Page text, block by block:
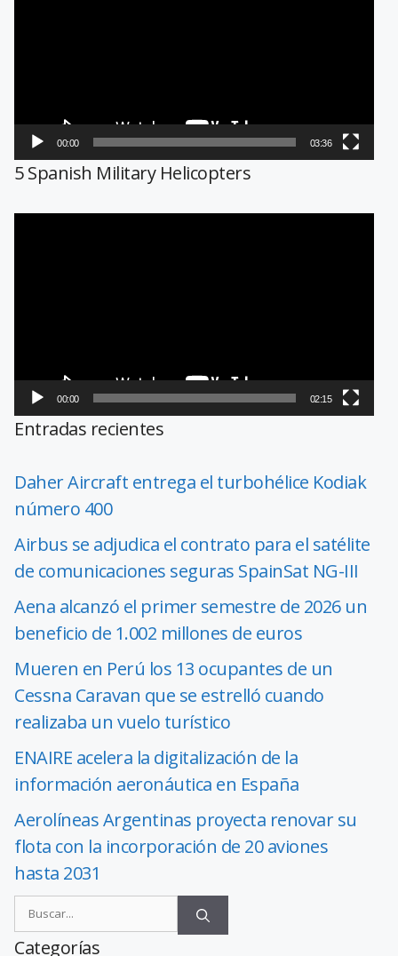
00:00 03:36
5 Spanish Military Helicopters
00:00 02:15
Entradas recientes
Daher Aircraft entrega el turbohélice Kodiak
número 400
Airbus se adjudica el contrato para el satélite
de comunicaciones seguras SpainSat NG-III
Aena alcanzó el primer semestre de 2026 un
beneficio de 1.002 millones de euros
Mueren en Perú los 13 ocupantes de un
Cessna Caravan que se estrelló cuando
realizaba un vuelo turístico
ENAIRE acelera la digitalización de la
información aeronáutica en España
Aerolíneas Argentinas proyecta renovar su
flota con la incorporación de 20 aviones
hasta 2031
Categorías